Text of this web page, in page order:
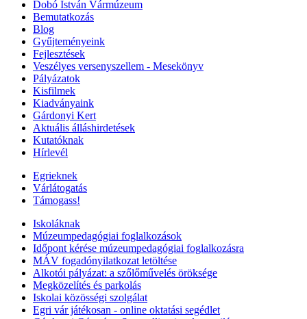
Dobó István Vármúzeum
Bemutatkozás
Blog
Gyűjteményeink
Fejlesztések
Veszélyes versenyszellem - Mesekönyv
Pályázatok
Kisfilmek
Kiadványaink
Gárdonyi Kert
Aktuális álláshirdetések
Kutatóknak
Hírlevél
Egrieknek
Várlátogatás
Támogass!
Iskoláknak
Múzeumpedagógiai foglalkozások
Időpont kérése múzeumpedagógiai foglalkozásra
MÁV fogadónyilatkozat letöltése
Alkotói pályázat: a szőlőművelés öröksége
Megközelítés és parkolás
Iskolai közösségi szolgálat
Egri vár játékosan - online oktatási segédlet